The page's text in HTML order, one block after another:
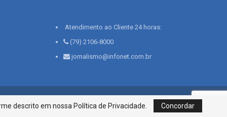
Atendimento ao Cliente 24 horas:
(79) 2106-8000
jornalismo@infonet.com.br
Bairro São José | Aracaju-SE, CEP 49015-030, Fone: 79.2106.8000 - CI
Centro de Informações LTDA
descrito em nossa Política de Privacidade.
Concordar